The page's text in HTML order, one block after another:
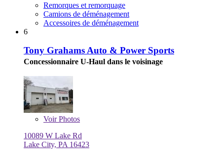
Remorques et remorquage
Camions de déménagement
Accessoires de déménagement
6
Tony Grahams Auto & Power Sports
Concessionnaire U-Haul dans le voisinage
VoirPhotos
10089 W Lake Rd
Lake City, PA 16423